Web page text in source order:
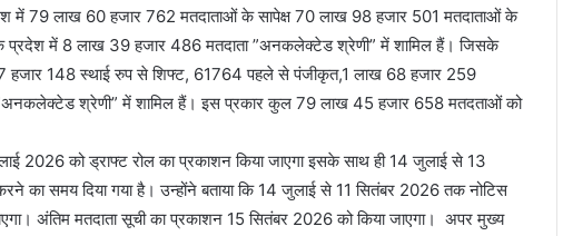
में 79 लाख 60 हजार 762 मतदाताओं के सापेक्ष 70 लाख 98 हजार 501 मतदाताओं के
कि प्रदेश में 8 लाख 39 हजार 486 मतदाता ”अनकलेक्टेड श्रेणी” में शामिल हैं। जिसके
148 स्थाई रुप से शिफ्ट, 61764 पहले से पंजीकृत,1 लाख 68 हजार 259
श्रेणी” में शामिल हैं। इस प्रकार कुल 79 लाख 45 हजार 658 मतदताओं को
2026 को ड्राफ्ट रोल का प्रकाशन किया जाएगा इसके साथ ही 14 जुलाई से 13
का समय दिया गया है। उन्होंने बताया कि 14 जुलाई से 11 सितंबर 2026 तक नोटिस
अंतिम मतदाता सूची का प्रकाशन 15 सितंबर 2026 को किया जाएगा। अपर मुख्य